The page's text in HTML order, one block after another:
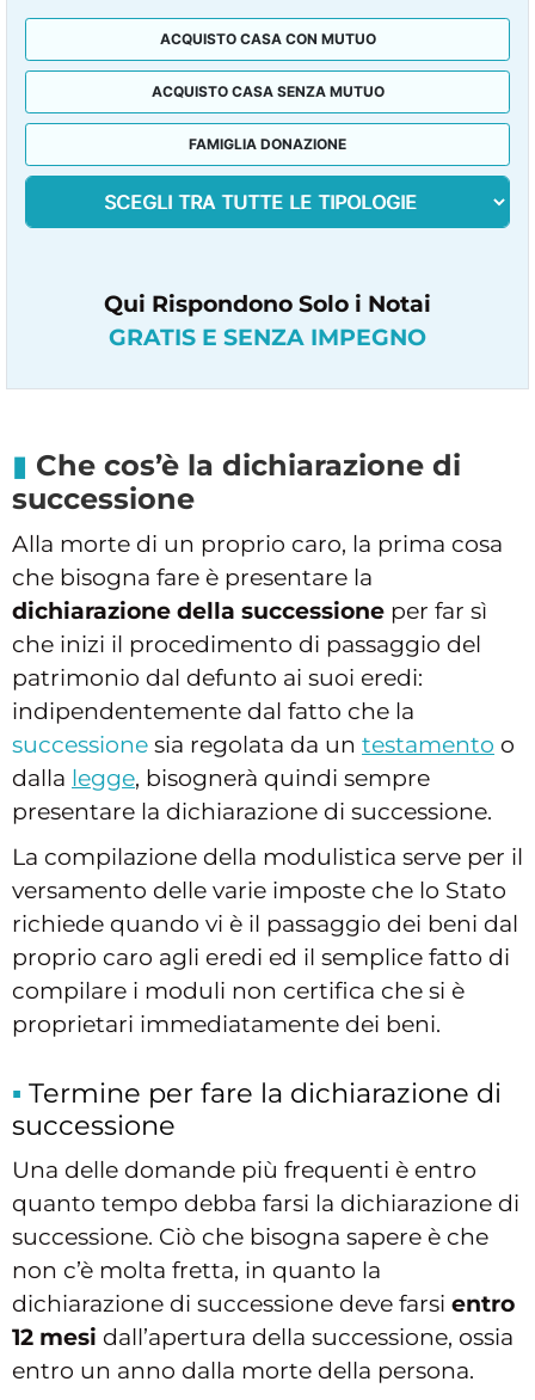
ACQUISTO CASA CON MUTUO
ACQUISTO CASA SENZA MUTUO
FAMIGLIA DONAZIONE
Qui Rispondono Solo i Notai
GRATIS E SENZA IMPEGNO
Che cos’è la dichiarazione di
successione
Alla morte di un proprio caro, la prima cosa
che bisogna fare è presentare la
dichiarazione della successione per far sì
che inizi il procedimento di passaggio del
patrimonio dal defunto ai suoi eredi:
indipendentemente dal fatto che la
successione sia regolata da un testamento o
dalla legge, bisognerà quindi sempre
presentare la dichiarazione di successione.
La compilazione della modulistica serve per il
versamento delle varie imposte che lo Stato
richiede quando vi è il passaggio dei beni dal
proprio caro agli eredi ed il semplice fatto di
compilare i moduli non certifica che si è
proprietari immediatamente dei beni.
Termine per fare la dichiarazione di
successione
Una delle domande più frequenti è entro
quanto tempo debba farsi la dichiarazione di
successione. Ciò che bisogna sapere è che
non c’è molta fretta, in quanto la
dichiarazione di successione deve farsi entro
12 mesi dall’apertura della successione, ossia
entro un anno dalla morte della persona.